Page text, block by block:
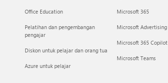
Office Education
Pelatihan dan pengembangan
pengajar
Diskon untuk pelajar dan orang tua
Azure untuk pelajar
Microsoft 365
Microsoft Advertising
Microsoft 365 Copilot
Microsoft Teams